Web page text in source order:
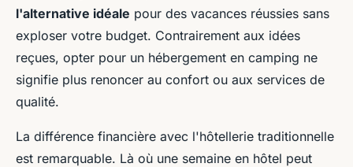
l'alternative idéale pour des vacances réussies sans
exploser votre budget. Contrairement aux idées
reçues, opter pour un hébergement en camping ne
signifie plus renoncer au confort ou aux services de
qualité.
La différence financière avec l'hôtellerie traditionnelle
est remarquable. Là où une semaine en hôtel peut